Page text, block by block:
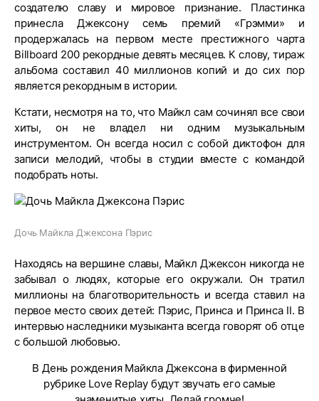
создателю славу и мировое признание. Пластинка
принесла Джексону семь премий «Грэмми» и
продержалась на первом месте престижного чарта
Billboard 200 рекордные девять месяцев. К слову, тираж
альбома составил 40 миллионов копий и до сих пор
является рекордным в истории.
Кстати, несмотря на то, что Майкл сам сочинял все свои
хиты, он не владел ни одним музыкальным
инструментом. Он всегда носил с собой диктофон для
записи мелодий, чтобы в студии вместе с командой
подобрать ноты.
Дочь Майкла Джексона Пэрис
Находясь на вершине славы, Майкл Джексон никогда не
забывал о людях, которые его окружали. Он тратил
миллионы на благотворительность и всегда ставил на
первое место своих детей: Пэрис, Принса и Принса II. В
интервью наследники музыканта всегда говорят об отце
с большой любовью.
В День рождения Майкла Джексона в фирменной
рубрике Love Replay будут звучать его самые